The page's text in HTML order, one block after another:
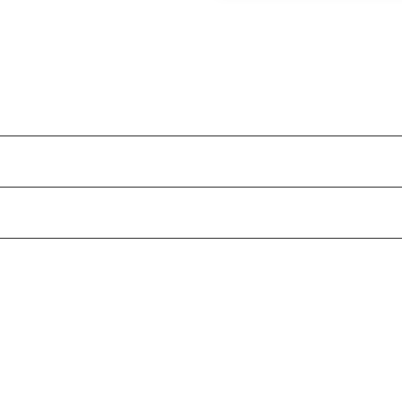
верхнем углу.
к оформлению".
доставки и оплаты, далее нажмите "подтвердить
товарный вид изделия, бирки и упаковки - это